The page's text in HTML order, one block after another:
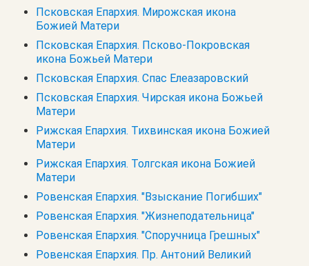
Псковская Епархия. Мирожская икона
Божией Матери
Псковская Епархия. Псково-Покровская
икона Божьей Матери
Псковская Епархия. Спас Елеазаровский
Псковская Епархия. Чирская икона Божьей
Матери
Рижская Епархия. Тихвинская икона Божией
Матери
Рижская Епархия. Толгская икона Божией
Матери
Ровенская Епархия. "Взыскание Погибших"
Ровенская Епархия. "Жизнеподательница"
Ровенская Епархия. "Споручница Грешных"
Ровенская Епархия. Пр. Антоний Великий